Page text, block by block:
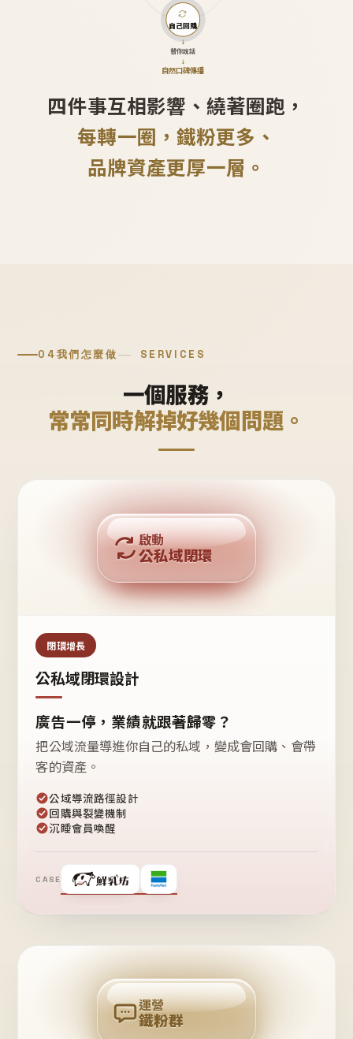
自己回購
↓
替你說話
↓
自然口碑傳播
四件事互相影響、繞著圈跑，
每轉一圈，鐵粉更多、
品牌資產更厚一層。
04我們怎麼做 SERVICES
一個服務，
常常同時解掉好幾個問題。
公域流量
私域鐵粉
回購複利
啟動
公私域閉環
閉環增長
公私域閉環設計
廣告一停，業績就跟著歸零？
把公域流量導進你自己的私域，變成會回購、會帶
客的資產。
公域導流路徑設計
回購與裂變機制
沉睡會員喚醒
CASE
❤
粉
回
購
運營
鐵粉群